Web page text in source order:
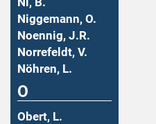
Niggemann, O.
Noennig, J.R.
Norrefeldt, V.
Nöhren, L.
O
Obert, L.